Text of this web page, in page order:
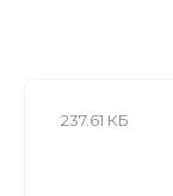
237.61 КБ